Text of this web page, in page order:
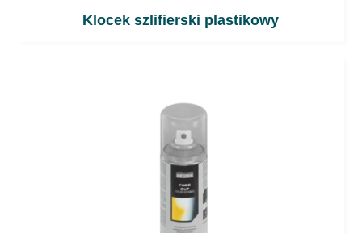
Klocek szlifierski plastikowy